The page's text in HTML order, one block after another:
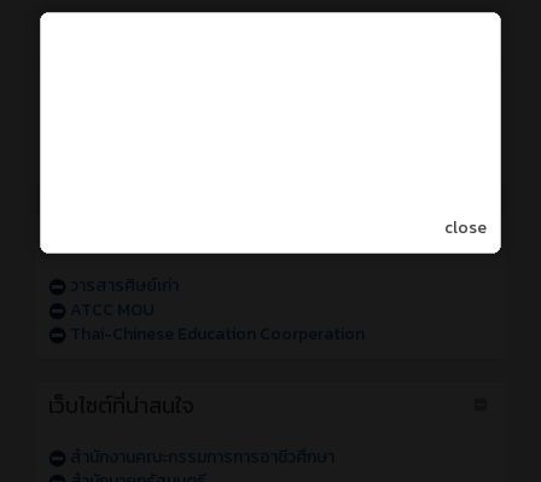
วารสารศิษย์เก่า
ATCC MOU
Thai-Chinese Education Coorperation
สำนักงานคณะกรรมการการอาชีวศึกษา
close